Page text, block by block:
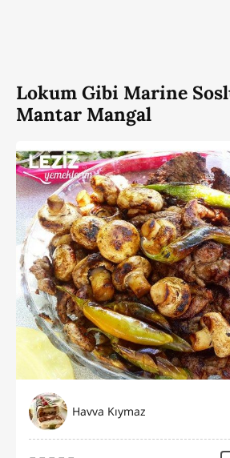
Lokum Gibi Marine
Mantar Mangal
Havva Kıymaz